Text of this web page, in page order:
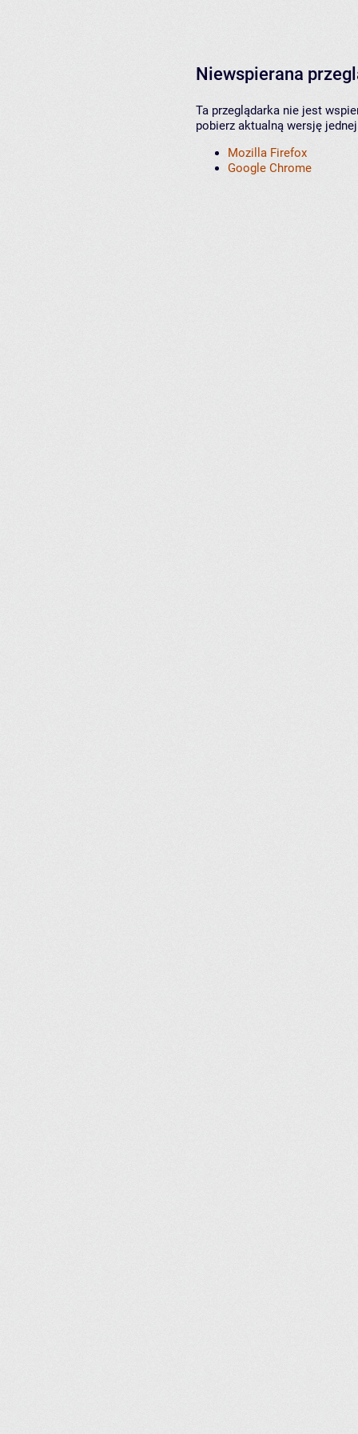
Niewspierana
Ta przeglądarka nie jest
pobierz aktualną wersję
Mozilla Firefox
Google Chrome